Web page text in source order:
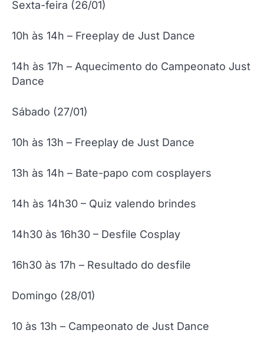
Sexta-feira (26/01)
10h às 14h – Freeplay de Just Dance
14h às 17h – Aquecimento do Campeonato Just
Dance
Sábado (27/01)
10h às 13h – Freeplay de Just Dance
13h às 14h – Bate-papo com cosplayers
14h às 14h30 – Quiz valendo brindes
14h30 às 16h30 – Desfile Cosplay
16h30 às 17h – Resultado do desfile
Domingo (28/01)
10 às 13h – Campeonato de Just Dance